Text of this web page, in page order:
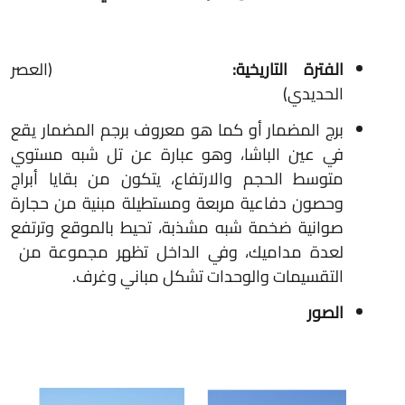
الفترة التاريخية:
(العصر
الحديدي)
برج المضمار أو كما هو معروف برجم المضمار يقع
في عين الباشا، وهو عبارة عن تل شبه مستوي
متوسط الحجم والارتفاع، يتكون من بقايا أبراج
وحصون دفاعية مربعة ومستطيلة مبنية من حجارة
صوانية ضخمة شبه مشذبة، تحيط بالموقع وترتفع
لعدة مداميك، وفي الداخل تظهر مجموعة من
التقسيمات والوحدات تشكل مباني وغرف.
الصور